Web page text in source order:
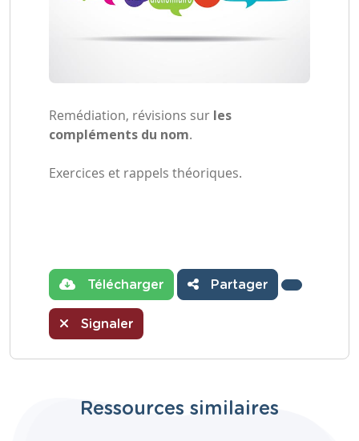
Remédiation, révisions sur les
compléments du nom.
Exercices et rappels théoriques.
Télécharger Partager
Signaler
Ressources similaires